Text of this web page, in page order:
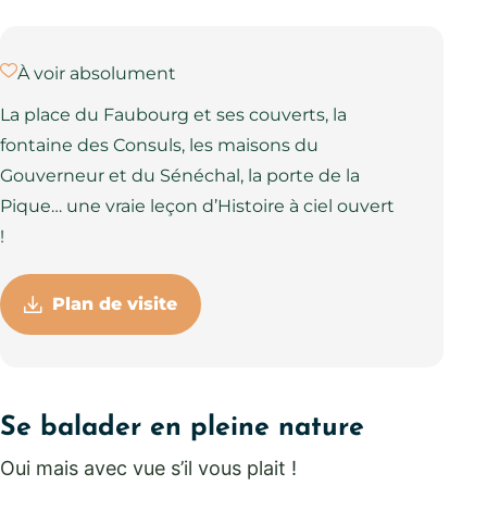
À voir absolument
La place du Faubourg et ses couverts, la
fontaine des Consuls, les maisons du
Gouverneur et du Sénéchal, la porte de la
Pique… une vraie leçon d’Histoire à ciel ouvert
!
Plan de visite
Oui mais avec vue s’il vous plait !
Se balader en pleine nature